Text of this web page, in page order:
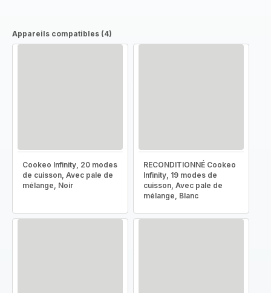
Appareils compatibles (4)
Cookeo Infinity, 20 modes
de cuisson, Avec pale de
mélange, Noir
RECONDITIONNÉ Cookeo
Infinity, 19 modes de
cuisson, Avec pale de
mélange, Blanc